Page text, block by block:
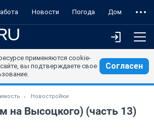
Новости Погода Дом
применяются cookie-
вы подтверждаете свое
Согласен
Новостройки
на Высоцкого) (часть 13)